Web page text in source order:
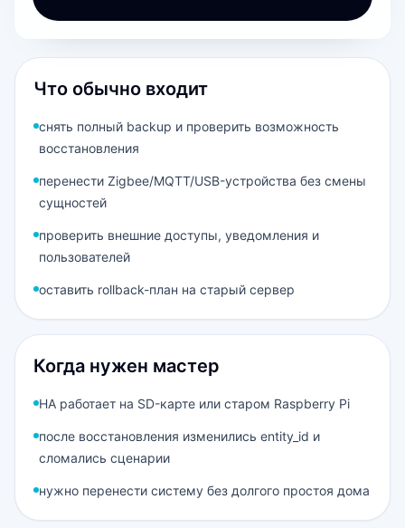
Что обычно входит
снять полный backup и проверить возможность
восстановления
перенести Zigbee/MQTT/USB-устройства без смены
сущностей
проверить внешние доступы, уведомления и
пользователей
оставить rollback-план на старый сервер
Когда нужен мастер
HA работает на SD-карте или старом Raspberry Pi
после восстановления изменились entity_id и
сломались сценарии
нужно перенести систему без долгого простоя дома